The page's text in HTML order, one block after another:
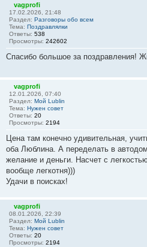
vagprofi
17.02.2026, 21:48
Раздел: Разговоры обо всем
Тема: Поздравлялки
Ответы: 538
Просмотры: 242602
Спасибо большое за поздравления!
vagprofi
12.01.2026, 07:40
Раздел: Мой Lublin
Тема: Нужен совет
Ответы: 20
Просмотры: 2194
Цена там конечно удивительная,
оба Люблина. А переделать в
желание и деньги. Насчет с
вообще легкотня)))
Удачи в поисках!
vagprofi
08.01.2026, 22:39
Раздел: Мой Lublin
Тема: Нужен совет
Ответы: 20
Просмотры: 2194